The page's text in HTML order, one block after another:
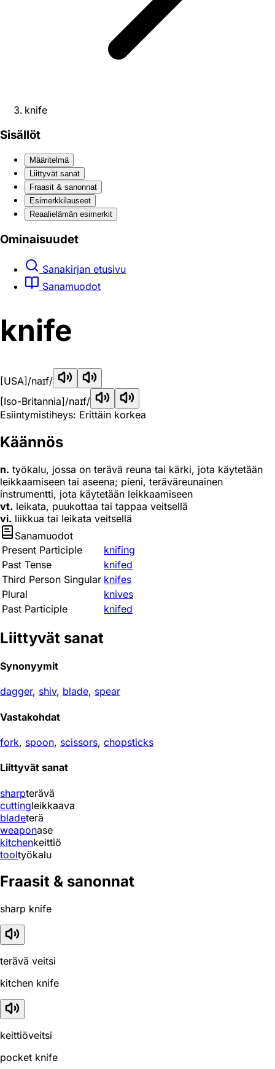
knife
Sisällöt
Määritelmä
Liittyvät sanat
Fraasit & sanonnat
Esimerkkilauseet
Reaali­elämän esimerkit
Ominaisuudet
Sanakirjan etusivu
Sanamuodot
knife
[USA] /naɪf/
[Iso-Britannia]/naɪf/
Esiintymistiheys: Erittäin korkea
Käännös
n. työkalu, jossa on terävä reuna tai kärki, jota käytetään
leikkaamiseen tai aseena; pieni, teräväreunainen
instrumentti, jota käytetään leikkaamiseen
vt. leikata, puukottaa tai tappaa veitsellä
vi. liikkua tai leikata veitsellä
Sanamuodot
Present Participle
knifing
Past Tense
knifed
Third Person Singular knifes
Plural
knives
Past Participle
knifed
Liittyvät sanat
Synonyymit
dagger, shiv, blade, spear
Vastakohdat
fork, spoon, scissors, chopsticks
Liittyvät sanat
sharpterävä
cuttingleikkaava
bladeterä
weaponase
kitchenkeittiö
tooltyökalu
Fraasit & sanonnat
sharp knife
terävä veitsi
kitchen knife
keittiöveitsi
pocket knife